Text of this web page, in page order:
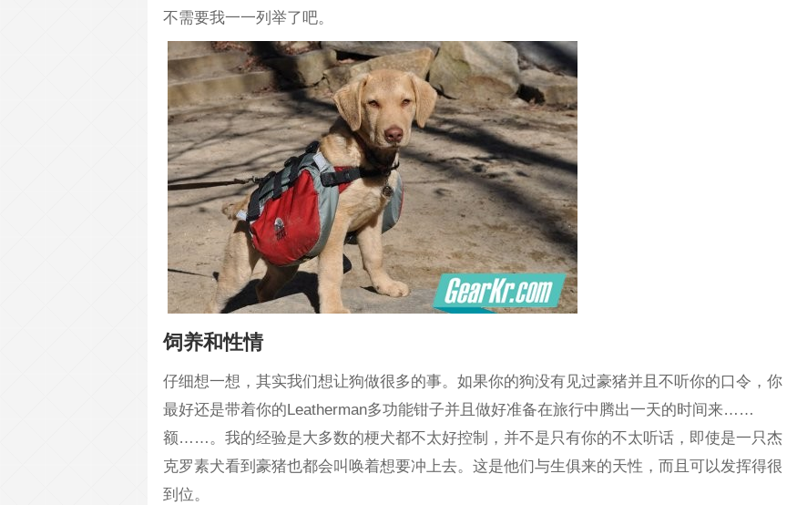
不需要我一一列举了吧。
饲养和性情
仔细想一想，其实我们想让狗做很多的事。如果你的狗没有见过豪猪并且不听你的口令，你
最好还是带着你的Leatherman多功能钳子并且做好准备在旅行中腾出一天的时间来……
额……。我的经验是大多数的梗犬都不太好控制，并不是只有你的不太听话，即使是一只杰
克罗素犬看到豪猪也都会叫唤着想要冲上去。这是他们与生俱来的天性，而且可以发挥得很
到位。